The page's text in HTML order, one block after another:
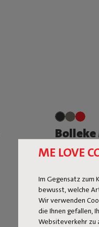
ME LOVE
Im Gegensatz zum
bewusst, welche
Wir verwenden
die Ihnen gefallen,
Websiteverkehr zu
Bolleke
CHF 135,20